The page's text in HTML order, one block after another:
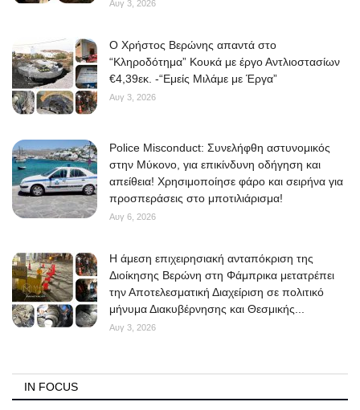
Αυγ 3, 2026
O Χρήστος Βερώνης απαντά στο
“Κληροδότημα” Κουκά με έργο Αντλιοστασίων
€4,39εκ. -“Εμείς Μιλάμε με Έργα”
Αυγ 3, 2026
Police Misconduct: Συνελήφθη αστυνομικός
στην Μύκονο, για επικίνδυνη οδήγηση και
απείθεια! Χρησιμοποίησε φάρο και σειρήνα για
προσπεράσεις στο μποτιλιάρισμα!
Αυγ 6, 2026
Η άμεση επιχειρησιακή ανταπόκριση της
Διοίκησης Βερώνη στη Φάμπρικα μετατρέπει
την Αποτελεσματική Διαχείριση σε πολιτικό
μήνυμα Διακυβέρνησης και Θεσμικής...
Αυγ 3, 2026
IN FOCUS